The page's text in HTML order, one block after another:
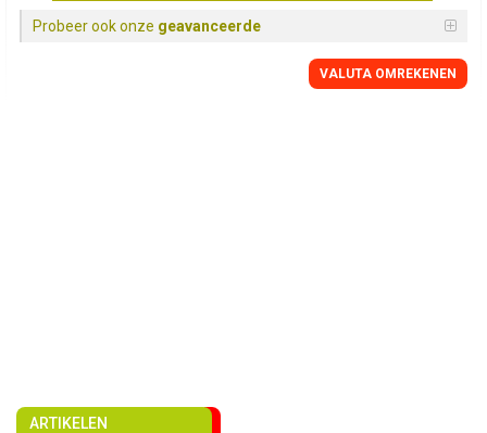
Probeer ook onze geavanceerde
VALUTA OMREKENEN
ARTIKELEN